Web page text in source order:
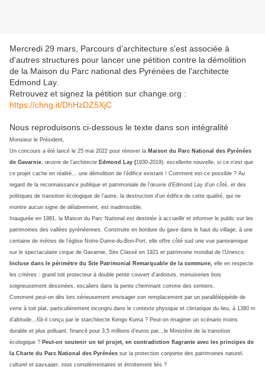
Mercredi 29 mars, Parcours d’architecture s'est associée à
d'autres structures pour lancer une pétition contre la démolition
de la Maison du Parc national des Pyrénées de l'architecte
Edmond Lay.
Retrouvez et signez la pétition sur change.org :
https://chng.it/DhHzDZ5XjC
Nous reproduisons ci-dessous le texte dans son intégralité
Monsieur le Président,
Un concours a été lancé le 25 mai 2022 pour rénover la Maison du Parc National des Pyrénées
de Gavarnie, œuvre de l’architecte Edmond Lay (1930-2019): excellente nouvelle, si ce n'est que
ce projet cache en réalité... une démolition de l’édifice existant ! Comment est-ce possible ? Au
regard de la reconnaissance publique et patrimoniale de l’œuvre d’Edmond Lay d’un côté, et des
politiques de transition écologique de l’autre, la destruction d’un édifice de cette qualité, qui ne
montre aucun signe de délabrement, est inadmissible.
Inaugurée en 1981, la Maison du Parc National est destinée à accueillir et informer le public sur les
patrimoines des vallées pyrénéennes. Construite en bordure du gave dans le haut du village, à une
centaine de mètres de l’église Notre-Dame-du-Bon-Port, elle offre côté sud une vue panoramique
sur le spectaculaire cirque de Gavarnie, Site Classé en 1921 et patrimoine mondial de l’Unesco.
Incluse dans le périmètre du Site Patrimonial Remarquable de la commune, elle en respecte
les critères : grand toit protecteur à double pente couvert d’ardoises, menuiseries bois
soigneusement dessinées, escaliers dans la pente cheminant comme des sentiers.
Comment peut-on dès lors sérieusement envisager son remplacement par un parallélépipède de
verre à toit plat, particulièrement incongru dans le contexte physique et climatique du lieu, à 1380 m
d’altitude...fût-il conçu par le starchitecte Kengo Kuma ? Peut-on imaginer un scénario moins
durable et plus polluant, financé pour 3,5 millions d’euros par...le Ministère de la transition
écologique ? Peut-on soutenir un tel projet, en contradiction flagrante avec les principes de
la Charte du Parc National des Pyrénées sur la protection conjointe des patrimoines naturel,
culturel et paysager, tous complémentaires et étroitement liés ?